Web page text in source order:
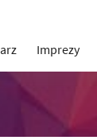
Imprezy